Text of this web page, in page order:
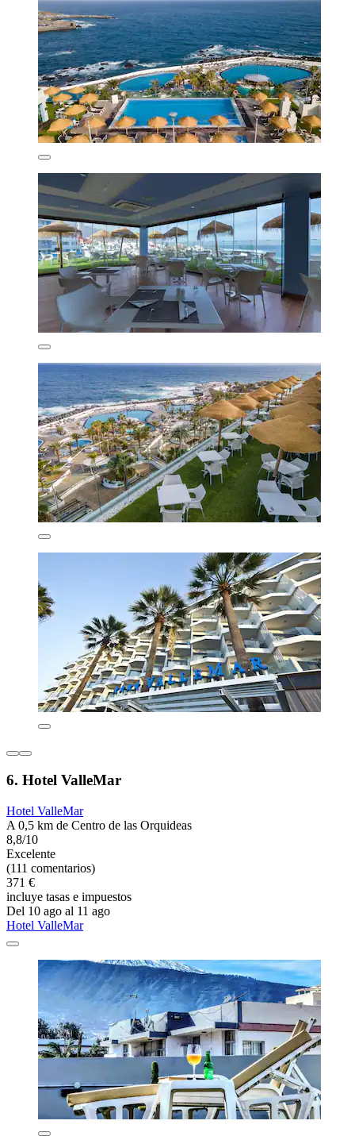
6. Hotel ValleMar
Hotel ValleMar
A 0,5 km de Centro de las Orquideas
8,8/10
Excelente
(111 comentarios)
371 €
incluye tasas e impuestos
Del 10 ago al 11 ago
Hotel ValleMar